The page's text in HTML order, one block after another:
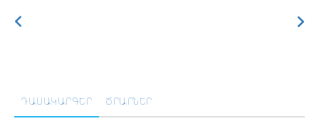
ԴԱՍԱԿԱՐԳԵՐ ԾՐԱՐՆԵՐ